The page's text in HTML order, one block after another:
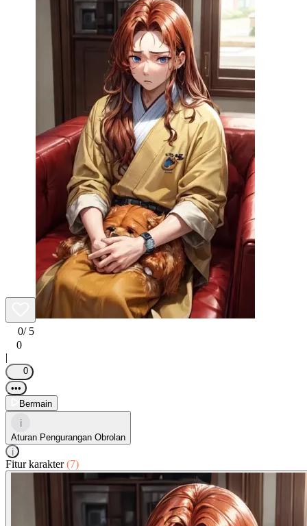
0/ 5
0
|
0
•••
Bermain
i
Aturan Pengurangan Obrolan
i
Fitur karakter(7)